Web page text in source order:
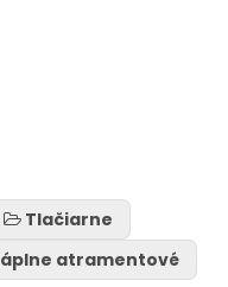
Tlačiarne
atramentové